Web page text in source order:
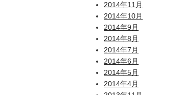
2014年11月
2014年10月
2014年9月
2014年8月
2014年7月
2014年6月
2014年5月
2014年4月